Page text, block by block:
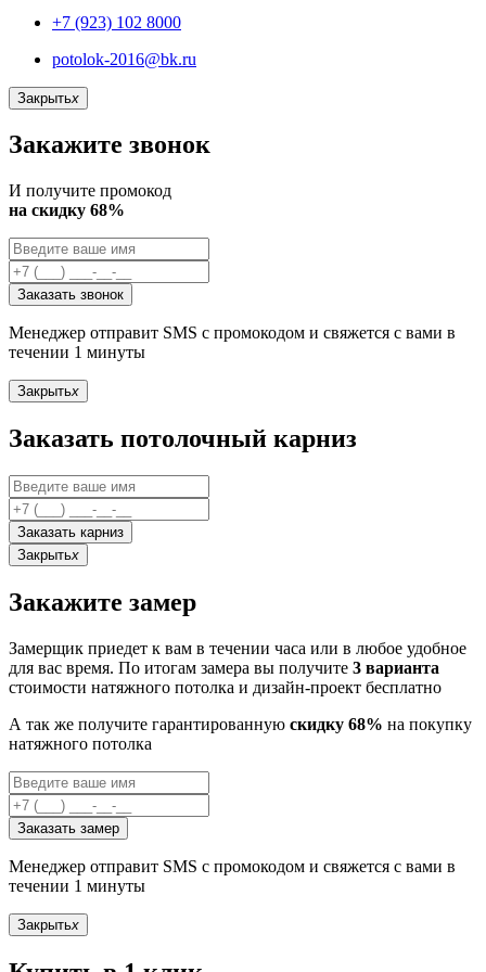
+7 (923) 102 8000
potolok-2016@bk.ru
Закрытьx
Закажите звонок
И получите промокод
на скидку 68%
Заказать звонок
Менеджер отправит SMS с промокодом и свяжется с вами в
течении 1 минуты
Закрытьx
Заказать потолочный карниз
Заказать карниз
Закрытьx
Закажите замер
Замерщик приедет к вам в течении часа или в любое удобное
для вас время. По итогам замера вы получите 3 варианта
стоимости натяжного потолка и дизайн-проект бесплатно
А так же получите гарантированную скидку 68% на покупку
натяжного потолка
Заказать замер
Менеджер отправит SMS с промокодом и свяжется с вами в
течении 1 минуты
Закрытьx